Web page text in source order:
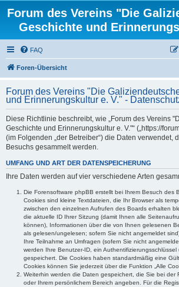
Forum des Vereins "Die
Geschichte und
FAQ
Foren-Übersicht
Forum des Vereins "Die
und Erinnerungskultur e. V." -
Diese Richtlinie beschreibt, wie „Forum des Vereins
Geschichte und Erinnerungskultur e. V."“ („https://
(im Folgenden „der Betreiber“) die Daten verwendet,
Besuchs gesammelt werden.
UMFANG UND ART DER DATENSPEICHERUNG
Ihre Daten werden auf vier verschiedene Arten
Die Forensoftware phpBB erstellt bei Ihrem Besuch des
Cookies sind kleine Textdateien, die Ihr Browser als
zwischen den einzelnen Aufrufen des Boards erhalten
die aktuelle ID Ihrer Sitzung (damit Ihnen alle
können), Informationen über die von Ihnen gelesenen
als gelesen/ungelesen; sofern Sie nicht angemeldet
Ihre Teilnahme an Umfragen (sofern Sie nicht
werden Ihre Benutzer-ID, ein
gespeichert. Die Cookies haben standardmäßig eine
Cookies können Sie jederzeit über die Funktion „Alle
Weiterhin werden die Daten gespeichert, die Sie bei der
oder Ihrem persönlichem Bereich angeben. Für die